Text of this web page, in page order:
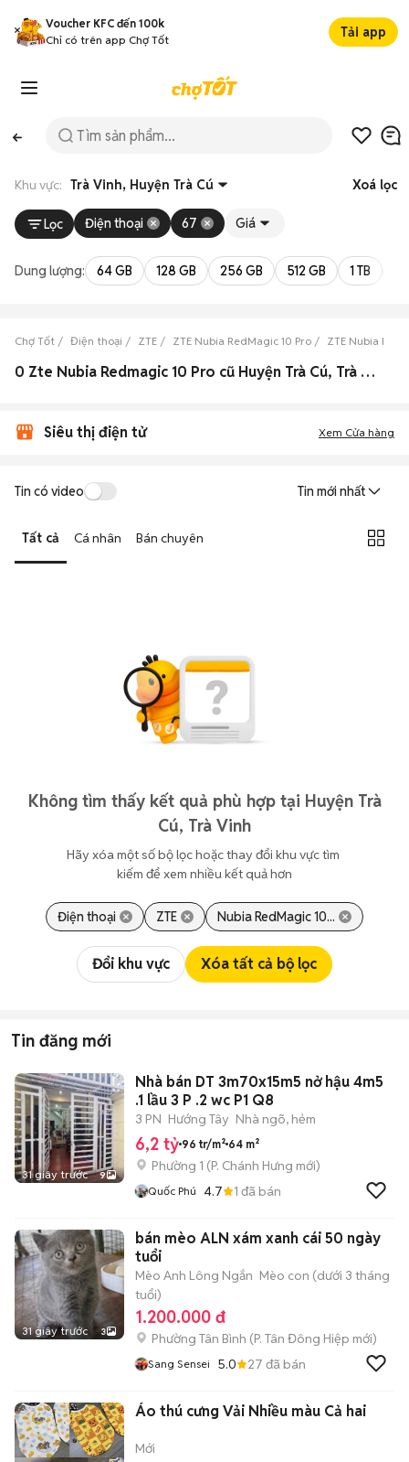
Voucher KFC đến 100k
Chỉ có trên app Chợ Tốt
Tải app
Khu vực: Trà Vinh, Huyện Trà Cú Xoá lọc
Lọc Điện thoại 67 Giá
Dung lượng: 64 GB 128 GB 256 GB 512 GB 1 TB
Chợ Tốt Điện thoại ZTE ZTE Nubia RedMagic 10 Pro ZTE Nubia
0 Zte Nubia Redmagic 10 Pro cũ Huyện Trà Cú, Trà Vinh đẹp
Siêu thị điện tử Xem Cửa hàng
Tin có video Tin mới nhất
Tất cả Cá nhân Bán chuyên
Không tìm thấy kết quả phù hợp tại Huyện Trà
Cú, Trà Vinh
Hãy xóa một số bộ lọc hoặc thay đổi khu vực tìm
kiếm để xem nhiều kết quả hơn
Điện thoại ZTE Nubia RedMagic 10...
Đổi khu vực Xóa tất cả bộ lọc
Tin đăng mới
31 giây trước 9
Nhà bán DT 3m70x15m5 nở hậu 4m5
.1 lầu 3 P .2 wc P1 Q8
3 PN Hướng Tây Nhà ngõ, hẻm
6,2 tỷ 96 tr/m² 64 m²
Phường 1 (P. Chánh Hưng mới)
Quốc Phú 4.7 1 đã bán
31 giây trước 3
bán mèo ALN xám xanh cái 50 ngày
tuổi
Mèo Anh Lông Ngắn Mèo con (dưới 3 tháng
tuổi)
1.200.000 đ
Phường Tân Bình (P. Tân Đông Hiệp mới)
Sang Sensei 5.0 27 đã bán
Áo thú cưng Vải Nhiều màu Cả hai
Mới